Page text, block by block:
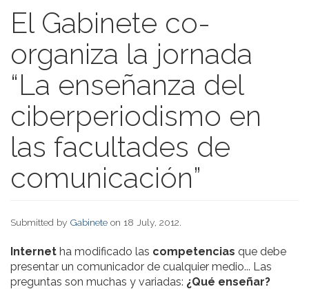
El Gabinete co-
organiza la jornada
“La enseñanza del
ciberperiodismo en
las facultades de
comunicación”
Submitted by Gabinete on 18 July, 2012.
Internet ha modificado las competencias que debe
presentar un comunicador de cualquier medio... Las
preguntas son muchas y variadas: ¿Qué enseñar?